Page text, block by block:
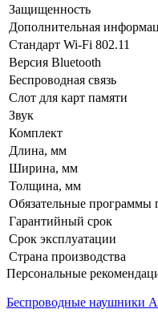
Защищенность
Дополнительная
Стандарт Wi-Fi 802.11
Версия Bluetooth
Беспроводная связь
Слот для карт памяти
Звук
Комплект
Длина, мм
Ширина, мм
Толщина, мм
Обязательные программы
Гарантийный срок
Срок эксплуатации
Страна производства
Персональные
Беспроводные наушники